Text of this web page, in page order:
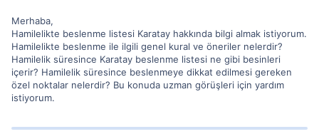
Merhaba,
Hamilelikte beslenme listesi Karatay hakkında bilgi almak istiyorum.
Hamilelikte beslenme ile ilgili genel kural ve öneriler nelerdir?
Hamilelik süresince Karatay beslenme listesi ne gibi besinleri
içerir? Hamilelik süresince beslenmeye dikkat edilmesi gereken
özel noktalar nelerdir? Bu konuda uzman görüşleri için yardım
istiyorum.